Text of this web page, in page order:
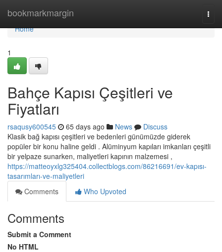
bookmarkmargin
Home
Home
1
Bahçe Kapısı Çeşitleri ve
Fiyatları
rsaqusy600545 65 days ago News
Discuss
Klasik bağ kapısı çeşitleri ve bedenleri günümüzde giderek
popüler bir konu haline geldi . Alüminyum kapıları imkanları çeşitli
bir yelpaze sunarken, maliyetleri kapının malzemesi ,
https://matteoyxlg325404.collectblogs.com/86216691/ev-kapısı-
tasarımları-ve-maliyetleri
Comments
Who Upvoted
Comments
Submit a Comment
No HTML